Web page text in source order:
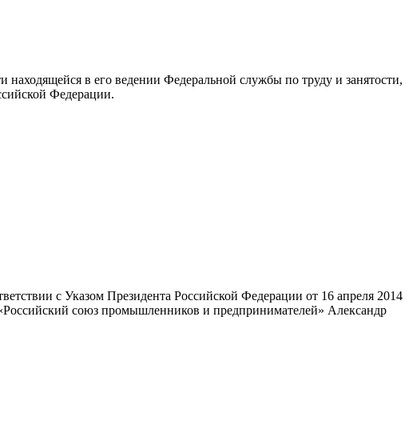
в его ведении Федеральной службы по труду и занятости,
Федерации.
с Указом Президента Российской Федерации от 16 апреля 2014
союз промышленников и предпринимателей» Александр